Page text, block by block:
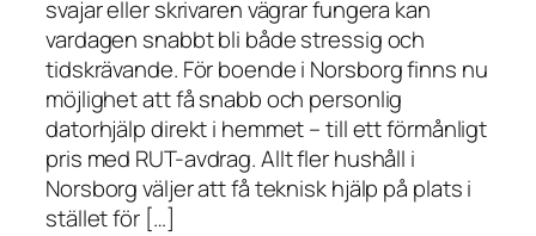
svajar eller skrivaren vägrar fungera kan
vardagen snabbt bli både stressig och
tidskrävande. För boende i Norsborg finns nu
möjlighet att få snabb och personlig
datorhjälp direkt i hemmet – till ett förmånligt
pris med RUT-avdrag. Allt fler hushåll i
Norsborg väljer att få teknisk hjälp på plats i
stället för […]